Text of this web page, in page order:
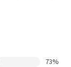
73%